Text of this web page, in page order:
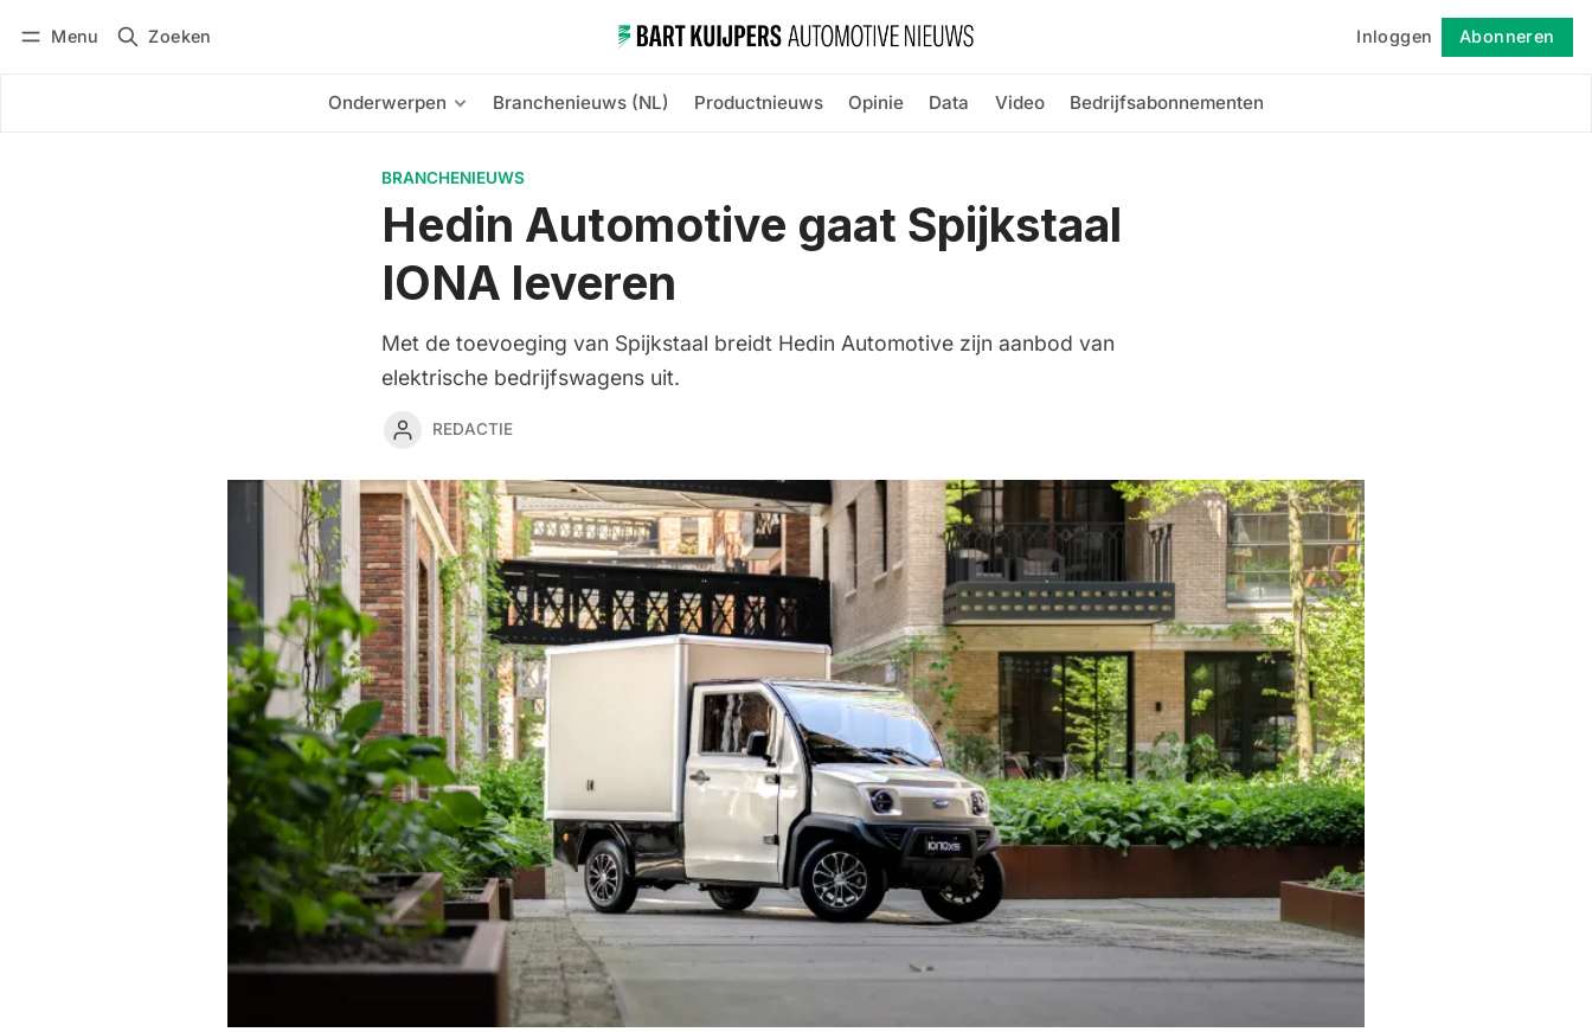
Menu Zoeken Inloggen Abonneren
Onderwerpen Branchenieuws (NL) Productnieuws Opinie Data Video Bedrijfsabonnementen
BRANCHENIEUWS
Hedin Automotive gaat Spijkstaal
IONA leveren
Met de toevoeging van Spijkstaal breidt Hedin Automotive zijn aanbod van
elektrische bedrijfswagens uit.
REDACTIE